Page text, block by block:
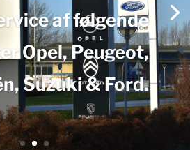
af følgende
Opel, Peugeot,
Suzuki & Ford.